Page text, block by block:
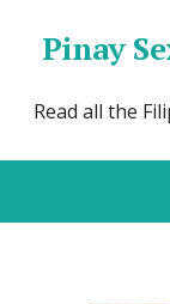
Pinay
Read all the